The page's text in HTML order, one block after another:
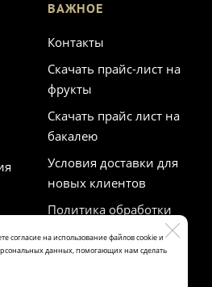
согласие на использование файлов cookie и
данных, помогающих нам сделать
ВАЖНОЕ
Контакты
Скачать прайс-лист на
фрукты
Скачать прайс лист на
бакалею
Условия доставки для
новых клиентов
Политика обработки
персональных данных